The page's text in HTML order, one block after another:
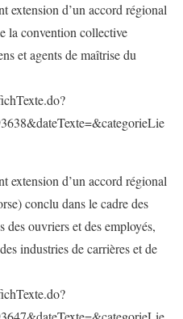
extension d’un accord régional
la convention collective
et agents de maîtrise du
extension d’un accord régional
conclu dans le cadre des
ouvriers et des employés,
industries de carrières et de